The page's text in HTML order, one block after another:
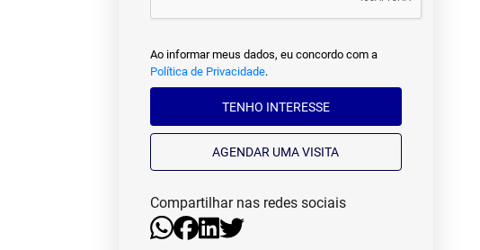
Ao informar meus dados, eu concordo com a
Política de Privacidade.
TENHO INTERESSE
AGENDAR UMA VISITA
Compartilhar nas redes sociais